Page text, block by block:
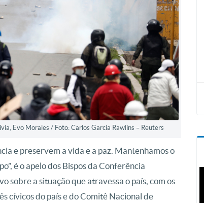
Evo Morales / Foto: Carlos Garcia Rawlins – Reuters
e preservem a vida e a paz. Mantenhamos o
é o apelo dos Bispos da Conferência
sobre a situação que atravessa o país, com os
cívicos do país e do Comitê Nacional de